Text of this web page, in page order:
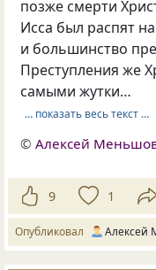
позже смерти
Исса был распят
и большинство
Преступления же
самыми жутки…
… показать весь текст …
©Алексей
9 1
Опубликовал Алексей